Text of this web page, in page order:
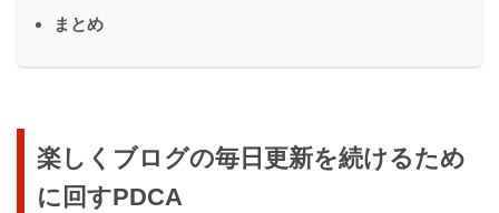
まとめ
楽しくブログの毎日更新を続けるため
に回すPDCA